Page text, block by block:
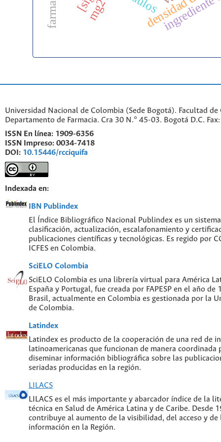
Universidad Nacional de Colombia (Sede Bogotá). Facultad de
Departamento de Farmacia. Cra 30 N.° 45-03. Bogotá D.C.
ISSN En línea: 1909-6356
ISSN Impreso: 0034-7418
DOI: 10.15446/rcciquifa
Indexada en:
IBN Publindex
El Índice Bibliográfico Nacional Publindex es un
clasificación, actualización, escalafonamiento y
publicaciones científicas y tecnológicas. Es regido por
ICFES en Colombia.
SciELO Colombia
SciELO Colombia es una librería virtual para América
España y Portugal, fue creada por FAPESP en el año de
Brasil, actualmente en Colombia es gestionada por la
de Colombia.
Latindex
Latindex es producto de la cooperación de una red de
latinoamericanas que funcionan de manera coordinada
diseminar información bibliográfica sobre las
seriadas producidas en la región.
LILACS
LILACS es el más importante y abarcador índice de la
técnica en Salud de América Latina y de Caribe. Desde
contribuye al aumento de la visibilidad, del acceso y de
información en la Región.